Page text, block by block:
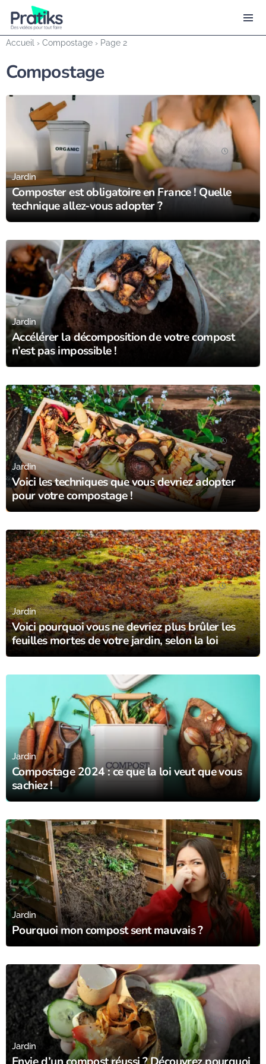
Accueil › Compostage › Page 2
Compostage
Composter est obligatoire en France ! Quelle
technique allez-vous adopter ?
Jardin
14/11/23
Accélérer la décomposition de votre compost
n’est pas impossible !
Jardin
06/11/23
Voici les techniques que vous devriez adopter
pour votre compostage !
Jardin
31/10/23
Voici pourquoi vous ne devriez plus brûler les
feuilles mortes de votre jardin, selon la loi
Jardin
28/10/23
Compostage 2024 : ce que la loi veut que vous
sachiez !
Jardin
22/10/23
Pourquoi mon compost sent mauvais ?
Jardin
17/10/23
Jardin
22/09/23